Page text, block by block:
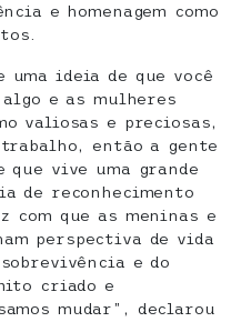
e homenagem como
uma ideia de que você
e as mulheres
valiosas e preciosas,
então a gente
que vive uma grande
de reconhecimento
que as meninas e
perspectiva de vida
e do
criado e
mudar”, declarou